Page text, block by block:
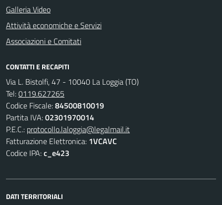
Galleria Video
Attività economiche e Servizi
Associazioni e Comitati
CONTATTI E RECAPITI
Via L. Bistolfi, 47 - 10040 La Loggia (TO)
Tel:0119.627265
Codice Fiscale:84500810019
Partita IVA:02301970014
P.E.C.: protocollo.laloggia@legalmail.it
Fatturazione Elettronica: 1VCAVC
Codice IPA:c_e423
DATI TERRITORIALI